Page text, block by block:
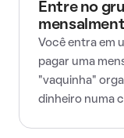
Entre no
Você entra em
pagar uma
"vaquinha"
dinheiro numa